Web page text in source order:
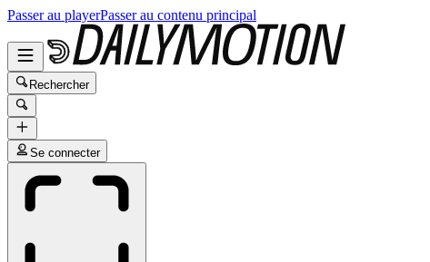
Passer au playerPasser au contenu principal
Rechercher
Se connecter